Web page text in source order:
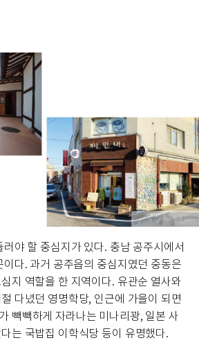
야 할 중심지가 있다. 충남 공주시에서
이다. 과거 공주읍의 중심지였던 중동은
지 역할을 한 지역이다. 유관순 열사와
다녔던 영명학당, 인근에 가을이 되면
빽빽하게 자라나는 미나리꽝, 일본 사
는 국밥집 이학식당 등이 유명했다.